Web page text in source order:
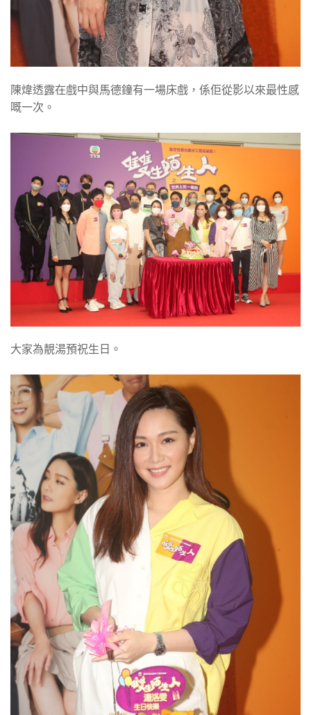
陳煒透露在戲中與馬德鐘有一場床戲，係佢從影以來最性感
嘅一次。
大家為靚湯預祝生日。